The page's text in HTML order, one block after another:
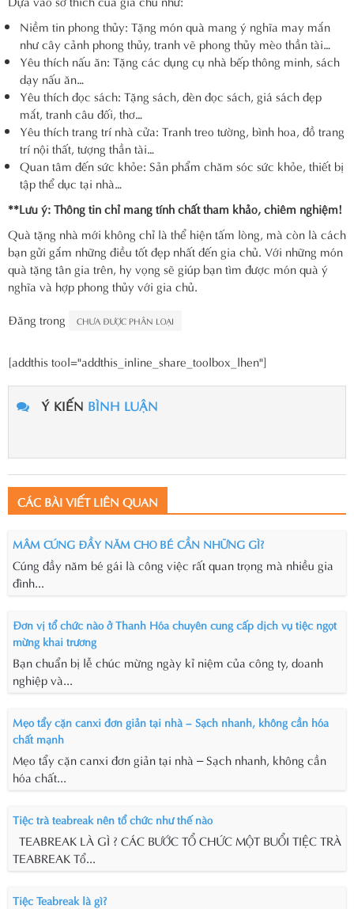
Niềm tin phong thủy: Tặng món quà mang ý nghĩa may mắn
như cây cảnh phong thủy, tranh vẽ phong thủy mèo thần tài…
Yêu thích nấu ăn: Tặng các dụng cụ nhà bếp thông minh, sách
dạy nấu ăn…
Yêu thích đọc sách: Tặng sách, đèn đọc sách, giá sách đẹp
mắt, tranh câu đối, thơ…
Yêu thích trang trí nhà cửa: Tranh treo tường, bình hoa, đồ trang
trí nội thất, tượng thần tài…
Quan tâm đến sức khỏe: Sản phẩm chăm sóc sức khỏe, thiết bị
tập thể dục tại nhà…
**Lưu ý: Thông tin chỉ mang tính chất tham khảo, chiêm nghiệm!
Quà tặng nhà mới không chỉ là thể hiện tấm lòng, mà còn là cách
bạn gửi gắm những điều tốt đẹp nhất đến gia chủ. Với những món
quà tặng tân gia trên, hy vọng sẽ giúp bạn tìm được món quà ý
nghĩa và hợp phong thủy với gia chủ.
Đăng trong
CHƯA ĐƯỢC PHÂN LOẠI
[addthis tool="addthis_inline_share_toolbox_lhen"]
Ý KIẾN BÌNH LUẬN
CÁC BÀI VIẾT LIÊN QUAN
MÂM CÚNG ĐẦY NĂM CHO BÉ CẦN NHỮNG GÌ?
Cúng đầy năm bé gái là công việc rất quan trọng mà nhiều gia
đình...
Đơn vị tổ chức nào ở Thanh Hóa chuyên cung cấp dịch vụ tiệc ngọt
mừng khai trương
Bạn chuẩn bị lễ chúc mừng ngày kỉ niệm của công ty, doanh
nghiệp và...
Mẹo tẩy cặn canxi đơn giản tại nhà – Sạch nhanh, không cần hóa
chất mạnh
Mẹo tẩy cặn canxi đơn giản tại nhà – Sạch nhanh, không cần
hóa chất...
Tiệc trà teabreak nên tổ chức như thế nào
TEABREAK LÀ GÌ ? CÁC BƯỚC TỔ CHỨC MỘT BUỔI TIỆC TRÀ
TEABREAK Tổ...
Tiệc Teabreak là gì?